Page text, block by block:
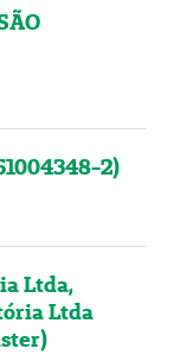
2)
Ltda,
Ltda